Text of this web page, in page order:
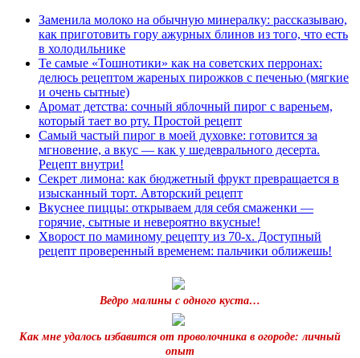
Заменила молоко на обычную минералку: рассказываю,
как приготовить гору ажурных блинов из того, что есть
в холодильнике
Те самые «Тошнотики» как на советских перронах:
делюсь рецептом жареных пирожков с печенью (мягкие
и очень сытные)
Аромат детства: сочный яблочный пирог с вареньем,
который тает во рту. Простой рецепт
Самый частый пирог в моей духовке: готовится за
мгновение, а вкус — как у шедеврального десерта.
Рецепт внутри!
Секрет лимона: как бюджетный фрукт превращается в
изысканный торт. Авторский рецепт
Вкуснее пиццы: открываем для себя смаженки —
горячие, сытные и невероятно вкусные!
Хворост по маминому рецепту из 70-х. Доступный
рецепт проверенный временем: пальчики оближешь!
Ведро малины с одного куста…
Как мне удалось избавится от проволочника в огороде: личный
опыт